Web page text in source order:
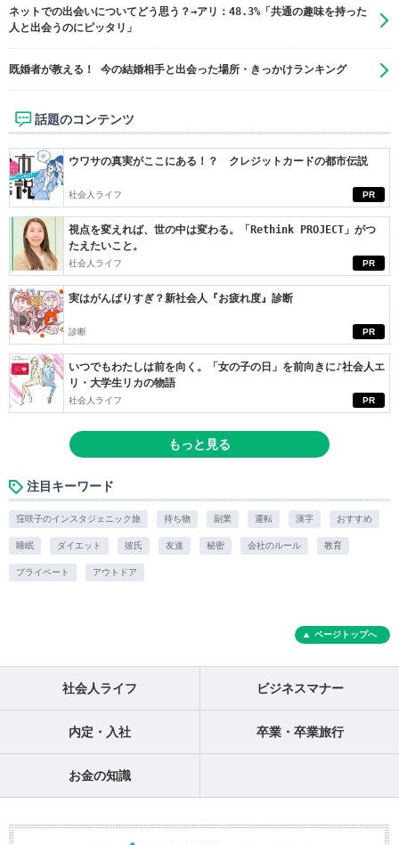
ネットでの出会いについてどう思う？→アリ：48.3%「共通の趣味を持った
人と出会うのにピッタリ」
既婚者が教える！ 今の結婚相手と出会った場所・きっかけランキング
話題のコンテンツ
PR
ウワサの真実がここにある！？ クレジットカードの都市伝説
社会人ライフ
PR
視点を変えれば、世の中は変わる。「Rethink PROJECT」がつ
たえたいこと。
社会人ライフ
PR
実はがんばりすぎ？新社会人『お疲れ度』診断
診断
PR
いつでもわたしは前を向く。「女の子の日」を前向きに♪社会人エ
リ・大学生リカの物語
社会人ライフ
もっと見る
注目キーワード
窪咲子のインスタジェニック旅 持ち物 副業 運転 漢字 おすすめ
睡眠 ダイエット 彼氏 友達 秘密 会社のルール 教育
プライベート アウトドア
ページトップへ
社会人ライフ ビジネスマナー
内定・入社 卒業・卒業旅行
お金の知識